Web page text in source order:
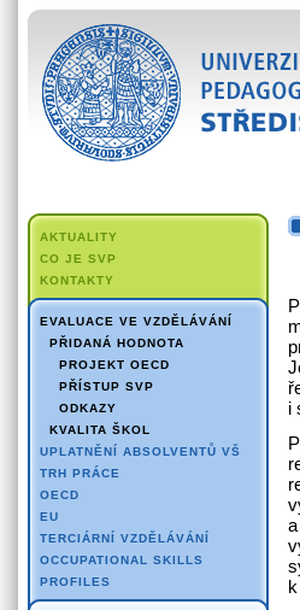
AKTUALITY
CO JE SVP
KONTAKTY
EVALUACE VE VZDĚLÁVÁNÍ
PŘIDANÁ HODNOTA
PROJEKT OECD
PŘÍSTUP SVP
ODKAZY
KVALITA ŠKOL
UPLATNĚNÍ ABSOLVENTŮ VŠ
TRH PRÁCE
OECD
EU
TERCIÁRNÍ VZDĚLÁVÁNÍ
OCCUPATIONAL SKILLS
PROFILES
i